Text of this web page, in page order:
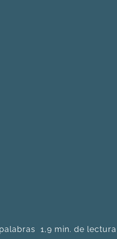
1,9 min. de lectura